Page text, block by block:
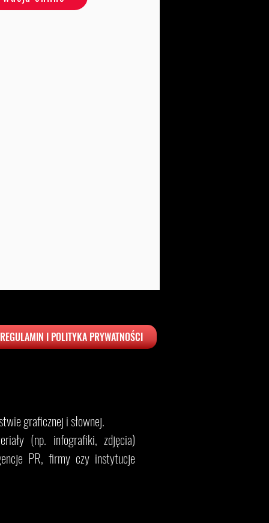
REGULAMIN I POLITYKA PRYWATNOŚCI
graficznej i słownej.
(np. infografiki, zdjęcia)
PR, firmy czy instytucje